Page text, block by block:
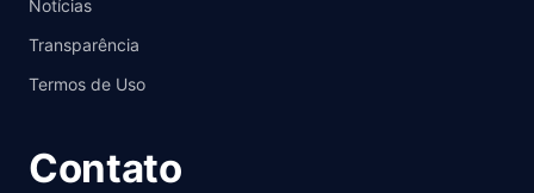
Notícias
Transparência
Termos de Uso
Contato